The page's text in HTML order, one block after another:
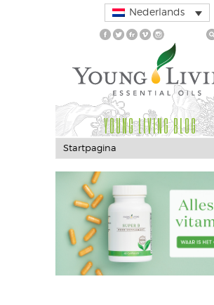
Nederlands
YOUNG LIVING BLOG